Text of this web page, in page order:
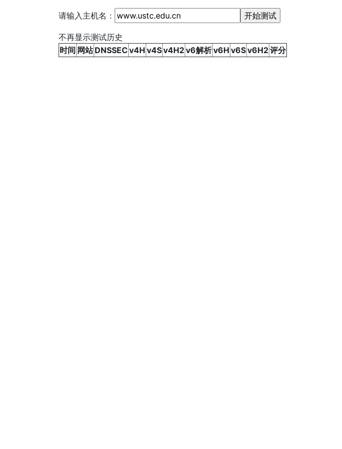
请输入主机名：
不再显示测试历史
时间 网站 DNSSECv4H v4Sv4H2v6解析v6H v6Sv6H2评分